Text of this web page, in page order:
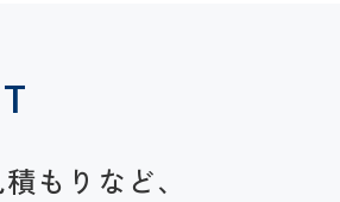
もりなど、